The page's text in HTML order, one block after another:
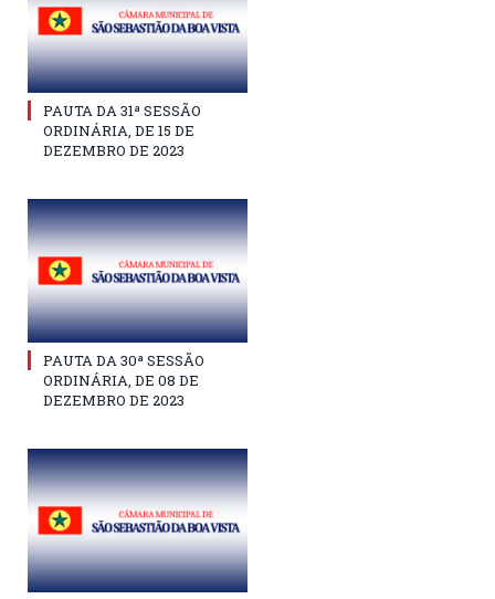
PAUTA DA 31ª SESSÃO
ORDINÁRIA, DE 15 DE
DEZEMBRO DE 2023
PAUTA DA 30ª SESSÃO
ORDINÁRIA, DE 08 DE
DEZEMBRO DE 2023